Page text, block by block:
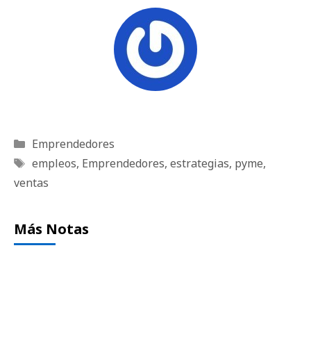
Categorías
Emprendedores
Etiquetas
empleos, Emprendedores, estrategias, pyme,
ventas
Más Notas